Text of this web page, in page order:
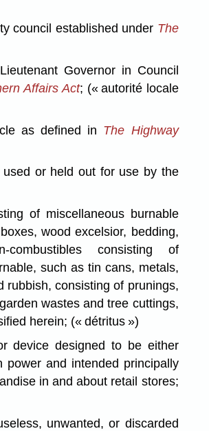
council established under The
Governor in Council
Affairs Act; (« autorité locale
as defined in The Highway
or held out for use by the
of miscellaneous burnable
wood excelsior, bedding,
consisting of
such as tin cans, metals,
rubbish, consisting of prunings,
wastes and tree cuttings,
herein; (« détritus »)
device designed to be either
and intended principally
in and about retail stores;
unwanted, or discarded